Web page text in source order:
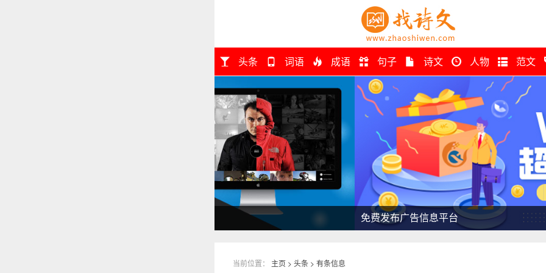
头条 词语 成语 句子 诗文 人物 范文
免费发布广告信息平台
当前位置： 主页 > 头条 > 有条信息